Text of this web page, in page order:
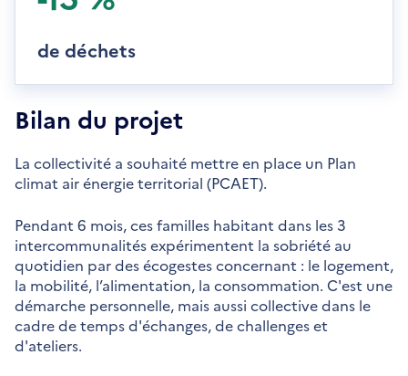
de déchets
Bilan du projet
La collectivité a souhaité mettre en place un Plan
climat air énergie territorial (PCAET).
Pendant 6 mois, ces familles habitant dans les 3
intercommunalités expérimentent la sobriété au
quotidien par des écogestes concernant : le logement,
la mobilité, l’alimentation, la consommation. C'est une
démarche personnelle, mais aussi collective dans le
cadre de temps d'échanges, de challenges et
d'ateliers.